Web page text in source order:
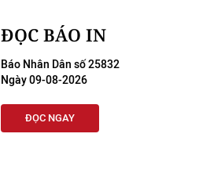
ĐỌC BÁO IN
Báo Nhân Dân số 25832
Ngày 09-08-2026
ĐỌC NGAY